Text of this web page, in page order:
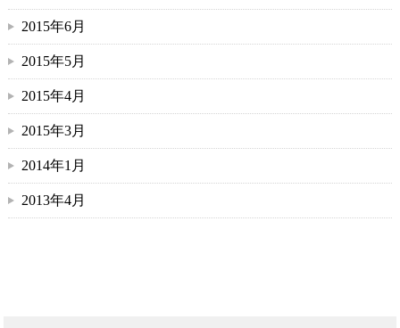
2015年6月
2015年5月
2015年4月
2015年3月
2014年1月
2013年4月